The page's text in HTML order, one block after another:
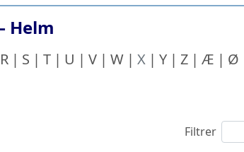
Helm
R S T U V W X Y Z Æ Ø
Filtrer